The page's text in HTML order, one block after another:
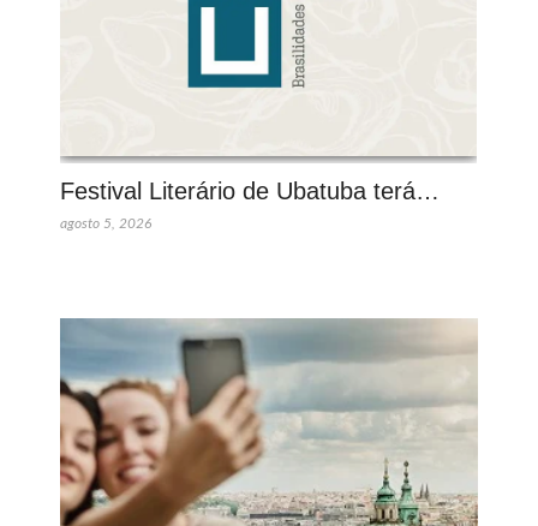
Festival Literário de Ubatuba terá…
agosto 5, 2026